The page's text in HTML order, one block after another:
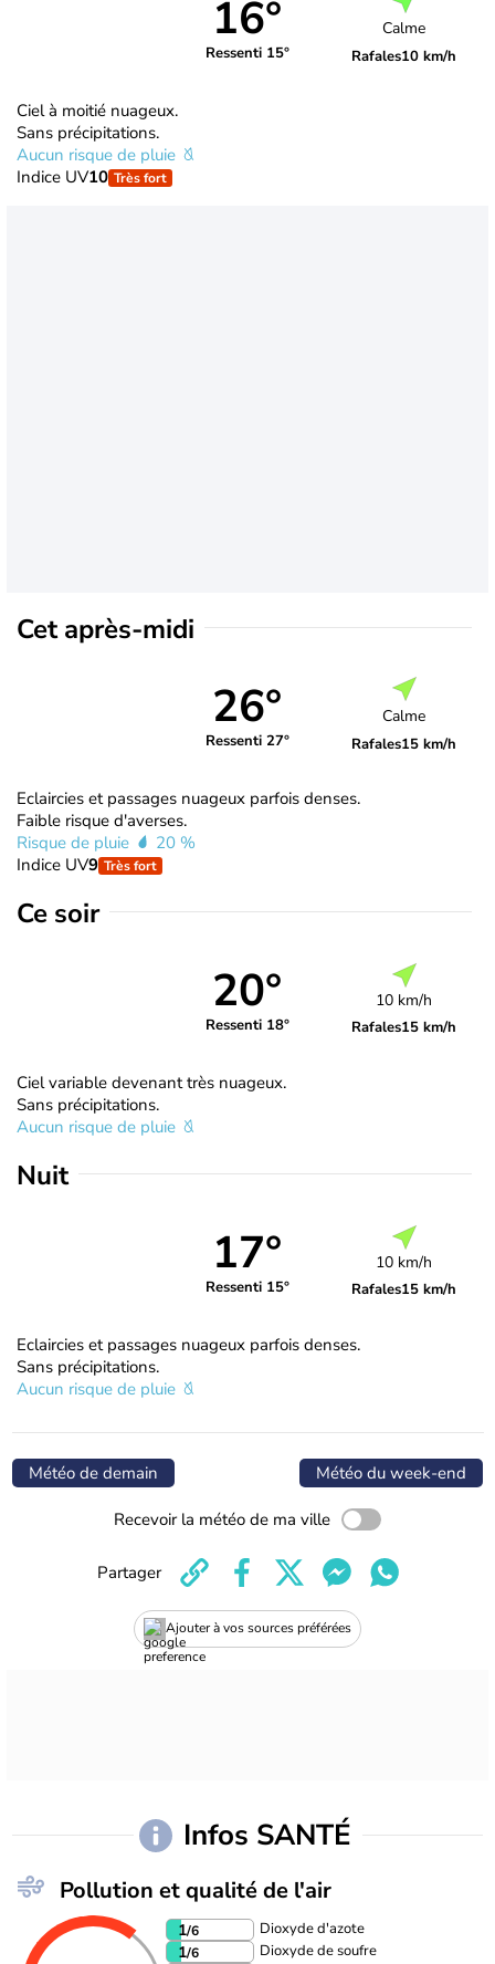
16°
Ressenti 15°
Calme
Rafales10 km/h
Ciel à moitié nuageux.
Sans précipitations.
Aucun risque de pluie
Indice UV10 Très fort
Cet après-midi
26°
Ressenti 27°
Calme
Rafales15 km/h
Eclaircies et passages nuageux parfois denses.
Faible risque d'averses.
Risque de pluie
20 %
Indice UV9 Très fort
Ce soir
20°
Ressenti 18°
10 km/h
Rafales15 km/h
Ciel variable devenant très nuageux.
Sans précipitations.
Aucun risque de pluie
Nuit
17°
Ressenti 15°
10 km/h
Rafales15 km/h
Eclaircies et passages nuageux parfois denses.
Sans précipitations.
Aucun risque de pluie
Météo de demain Météo du week-end
Recevoir la météo de ma ville
Ajouter à vos sources préférées
Partager
Infos SANTÉ
Pollution et qualité de l'air
1/6 Dioxyde d'azote
1/6 Dioxyde de soufre